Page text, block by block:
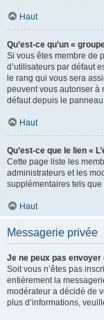
Haut
Qu’est-ce qu’un «
Si vous êtes membre de
d’utilisateurs par défaut
le rang qui vous sera
peuvent vous autoriser à
défaut depuis le
Haut
Qu’est-ce que le lien «
Cette page liste les
administrateurs et les
supplémentaires tels que
Haut
Messagerie privée
Je ne peux pas
Soit vous n’êtes pas
entièrement la
modérateur a décidé de
plus d’informations,